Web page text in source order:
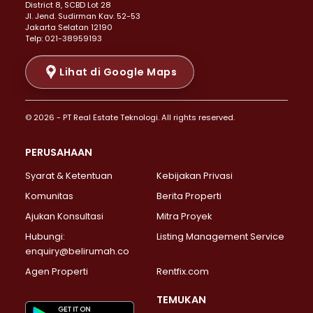
Properti Dijual di Senen >
Properti Dijual di Tanah Abang >
Properti Dijual di Cikini >
Properti Dijual di Kramat >
Properti Dijual di Pasar Baru >
Properti Dijual di Bendungan Hilir >
Properti Dijual di Jakarta Selatan >
Properti Dijual di Lebak Bulus >
Properti Dijual di Gandaria Selatan >
Properti Dijual di Pondok Labu >
Properti Dijual di Lenteng Agung >
Properti Dijual di Senayan >
Properti Dijual di Pondok Pinang >
Properti Dijual di Kebayoran Lama >
Properti Dijual di Kebayoran Baru >
District 8, SCBD Lot 28
JI. Jend. Sudirman Kav. 52-53
Jakarta Selatan 12190
Telp: 021-38959193
Lihat di Google Maps
© 2026 - PT Real Estate Teknologi. All rights reserved.
PERUSAHAAN
Syarat & Ketentuan
Kebijakan Privasi
Komunitas
Berita Properti
Ajukan Konsultasi
Mitra Proyek
Hubungi:
enquiry@belirumah.co
Listing Management Service
Agen Properti Rentfix.com
TEMUKAN